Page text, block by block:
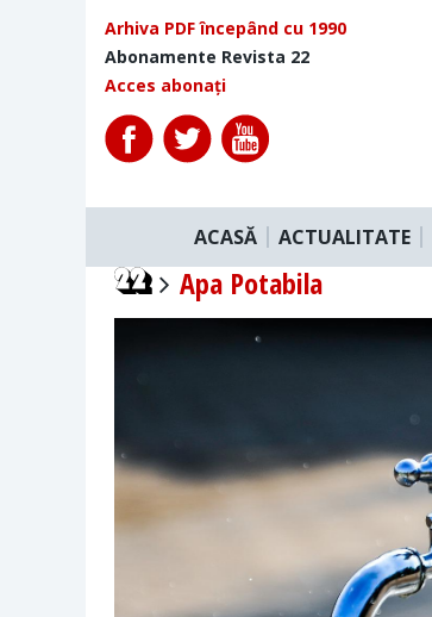
Arhiva PDF începând cu 1990
Abonamente Revista 22
Acces abonați
ACASĂ ACTUALITATE
Apa Potabila